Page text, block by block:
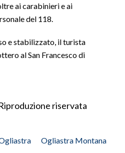
ai carabinieri e ai
del 118.
e stabilizzato, il turista
al San Francesco di
riservata
Ogliastra Montana